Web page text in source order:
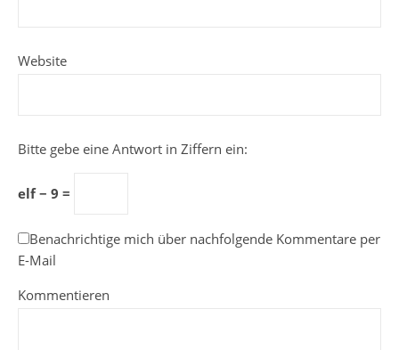
Website
Bitte gebe eine Antwort in Ziffern ein:
elf − 9 =
Benachrichtige mich über nachfolgende Kommentare per
E-Mail
Kommentieren